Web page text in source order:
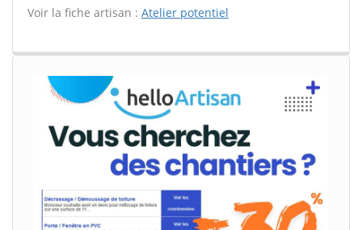
Voir la fiche artisan : Atelier potentiel